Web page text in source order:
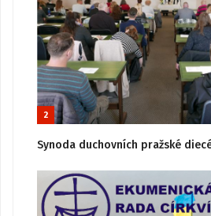
2
Synoda duchovních pražské